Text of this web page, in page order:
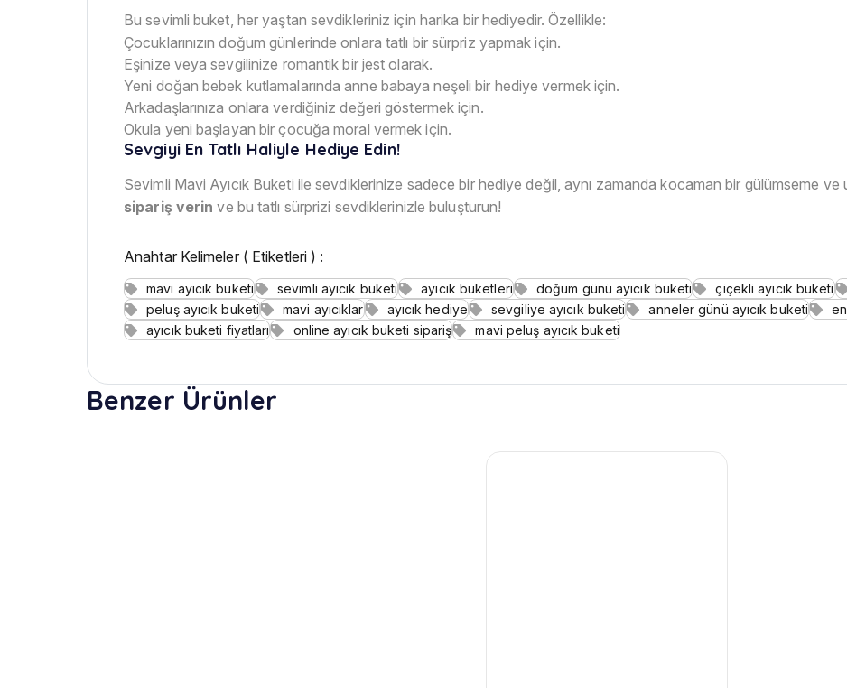
Bu sevimli buket, her yaştan sevdikleriniz için harika bir hediyedir. Özellikle:
Çocuklarınızın doğum günlerinde onlara tatlı bir sürpriz yapmak için.
Eşinize veya sevgilinize romantik bir jest olarak.
Yeni doğan bebek kutlamalarında anne babaya neşeli bir hediye vermek için.
Arkadaşlarınıza onlara verdiğiniz değeri göstermek için.
Okula yeni başlayan bir çocuğa moral vermek için.
Sevgiyi En Tatlı Haliyle Hediye Edin!
Sevimli Mavi Ayıcık Buketi ile sevdiklerinize sadece bir hediye değil, aynı zamanda kocaman bir gülümseme ve
sipariş verin ve bu tatlı sürprizi sevdiklerinizle buluşturun!
Anahtar Kelimeler ( Etiketleri ) :
mavi ayıcık buketi sevimli ayıcık buketi ayıcık buketleri doğum günü ayıcık buketi çiçekli ayıcık buketi
peluş ayıcık buketi
mavi ayıcıklar ayıcık hediye sevgiliye ayıcık buketi anneler günü ayıcık buketi
ayıcık buketi fiyatları
online ayıcık buketi sipariş mavi peluş ayıcık buketi
Benzer Ürünler